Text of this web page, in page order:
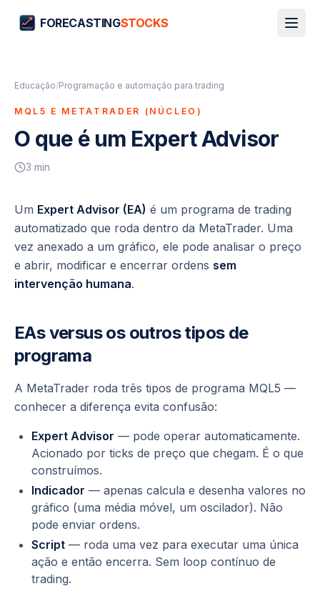
FORECASTINGSTOCKS
Educação/Programação e automação para trading
MQL5 E METATRADER (NÚCLEO)
O que é um Expert Advisor
3 min
Um Expert Advisor (EA) é um programa de trading
automatizado que roda dentro da MetaTrader. Uma
vez anexado a um gráfico, ele pode analisar o preço
e abrir, modificar e encerrar ordens sem
intervenção humana.
EAs versus os outros tipos de
programa
A MetaTrader roda três tipos de programa MQL5 —
conhecer a diferença evita confusão:
Expert Advisor — pode operar automaticamente.
Acionado por ticks de preço que chegam. É o que
construímos.
Indicador — apenas calcula e desenha valores no
gráfico (uma média móvel, um oscilador). Não
pode enviar ordens.
Script — roda uma vez para executar uma única
ação e então encerra. Sem loop contínuo de
trading.